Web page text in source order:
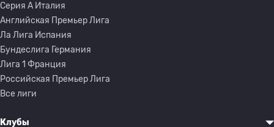
Серия A Италия
Английская Премьер Лига
Ла Лига Испания
Бундеслига Германия
Лига 1 Франция
Российская Премьер Лига
Все лиги
Клубы